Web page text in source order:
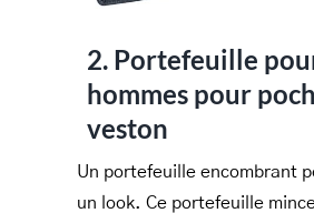
2. Portefeuille
hommes pour
veston
Un portefeuille encombrant
un look. Ce portefeuille